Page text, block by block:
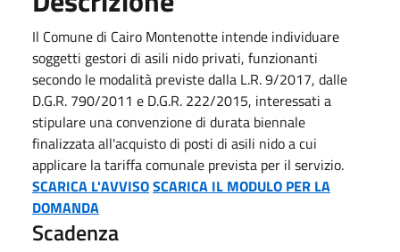
Il Comune di Cairo Montenotte intende individuare
soggetti gestori di asili nido privati, funzionanti
secondo le modalità previste dalla L.R. 9/2017, dalle
D.G.R. 790/2011 e D.G.R. 222/2015, interessati a
stipulare una convenzione di durata biennale
finalizzata all'acquisto di posti di asili nido a cui
applicare la tariffa comunale prevista per il servizio.
SCARICA L'AVVISOSCARICA IL MODULO PER LA
DOMANDA
Scadenza